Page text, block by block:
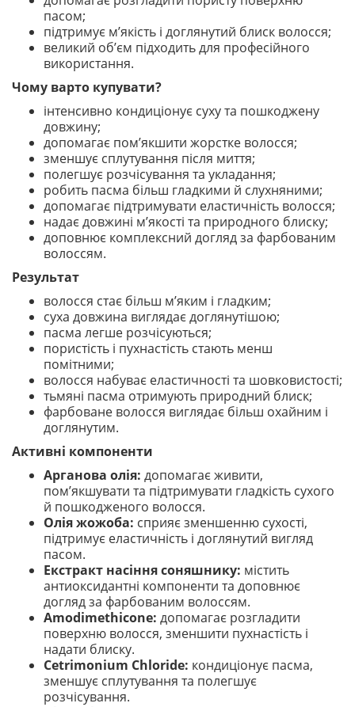
пасом;
підтримує м’якість і доглянутий блиск волосся;
великий об’єм підходить для професійного
використання.
Чому варто купувати?
інтенсивно кондиціонує суху та пошкоджену
довжину;
допомагає пом’якшити жорстке волосся;
зменшує сплутування після миття;
полегшує розчісування та укладання;
робить пасма більш гладкими й слухняними;
допомагає підтримувати еластичність волосся;
надає довжині м’якості та природного блиску;
доповнює комплексний догляд за фарбованим
волоссям.
Результат
волосся стає більш м’яким і гладким;
суха довжина виглядає доглянутішою;
пасма легше розчісуються;
пористість і пухнастість стають менш
помітними;
волосся набуває еластичності та шовковистості;
тьмяні пасма отримують природний блиск;
фарбоване волосся виглядає більш охайним і
доглянутим.
Активні компоненти
Арганова олія: допомагає живити,
пом’якшувати та підтримувати гладкість сухого
й пошкодженого волосся.
Олія жожоба: сприяє зменшенню сухості,
підтримує еластичність і доглянутий вигляд
пасом.
Екстракт насіння соняшнику: містить
антиоксидантні компоненти та доповнює
догляд за фарбованим волоссям.
Amodimethicone: допомагає розгладити
поверхню волосся, зменшити пухнастість і
надати блиску.
Cetrimonium Chloride: кондиціонує пасма,
зменшує сплутування та полегшує
розчісування.